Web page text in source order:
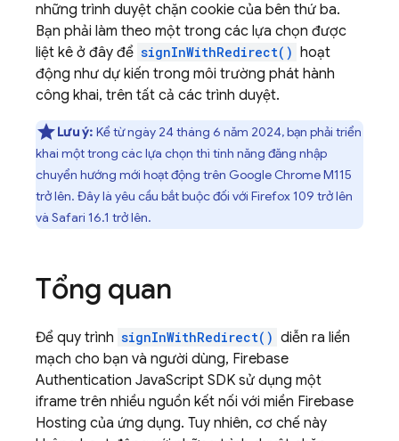
những trình duyệt chặn cookie của bên thứ ba.
Bạn phải làm theo một trong các lựa chọn được
liệt kê ở đây để signInWithRedirect() hoạt
động như dự kiến trong môi trường phát hành
công khai, trên tất cả các trình duyệt.
Lưu ý: Kể từ ngày 24 tháng 6 năm 2024, bạn phải triển
khai một trong các lựa chọn thì tính năng đăng nhập
chuyển hướng mới hoạt động trên Google Chrome M115
trở lên. Đây là yêu cầu bắt buộc đối với Firefox 109 trở lên
và Safari 16.1 trở lên.
Tổng quan
Để quy trình signInWithRedirect() diễn ra liền
mạch cho bạn và người dùng, Firebase
Authentication JavaScript SDK sử dụng một
iframe trên nhiều nguồn kết nối với miền Firebase
Hosting của ứng dụng. Tuy nhiên, cơ chế này